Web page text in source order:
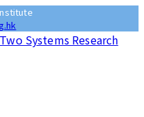
Systems Research